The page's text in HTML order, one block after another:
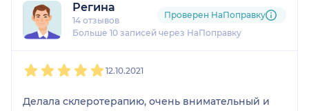
страхами я проходили несколько лет. Около года
смотрела блог Анастасии Александровны,
изучала внимательно всю информацию, которую
Моему счастью не было предела, когда я узнала,
вылечить лазером и склеротерапией (просто
Регина
14 отзывов
Больше 10 записей через НаПоправку
Проверен НаПоправку
12.10.2021
Делала склеротерапию, очень внимательный и